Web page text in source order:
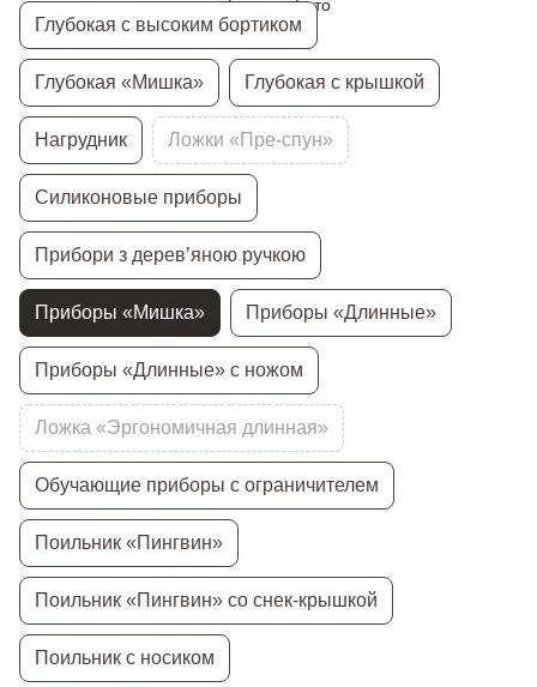
Глубокая с высоким бортиком
Глубокая «Мишка» Глубокая с крышкой
Нагрудник Ложки «Пре-спун»
Силиконовые приборы
Прибори з дерев’яною ручкою
Приборы «Мишка» Приборы «Длинные»
Приборы «Длинные» с ножом
Ложка «Эргономичная длинная»
Обучающие приборы с ограничителем
Поильник «Пингвин»
Поильник «Пингвин» со снек-крышкой
Поильник с носиком